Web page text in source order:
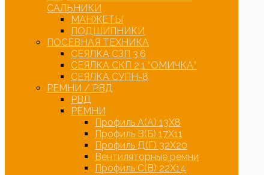
САЛЬНИКИ
МАНЖЕТЫ
ПОДШИПНИКИ
ПОСЕВНАЯ ТЕХНИКА
СЕЯЛКА СЗП 3,6
СЕЯЛКА СКП 2,1 “ОМИЧКА”
СЕЯЛКА СУПН-8
РЕМНИ / РВД
РВД
РЕМНИ
Профиль А(А) 13Х8
Профиль В(Б) 17Х11
Профиль Д(Г) 32Х20
Вентиляторные ремни
Профиль С(В) 22Х14